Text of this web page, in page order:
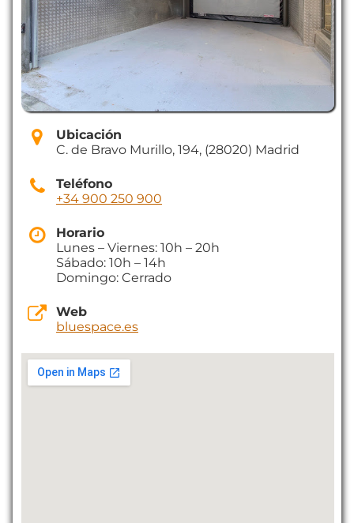
Ubicación
C. de Bravo Murillo, 194, (28020) Madrid
Teléfono
+34 900 250 900
Horario
Lunes – Viernes: 10h – 20h
Sábado: 10h – 14h
Domingo: Cerrado
Web
bluespace.es